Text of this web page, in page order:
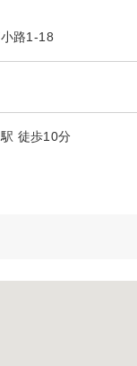
路1-18
徒歩10分